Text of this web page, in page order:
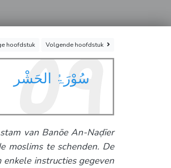
hoofdstuk Volgendehoofdstuk
٥٩
سُوْرَۃُ الحَشْر
van Banōe An-Naḍīer
moslims te schenden. De
instructies gegeven